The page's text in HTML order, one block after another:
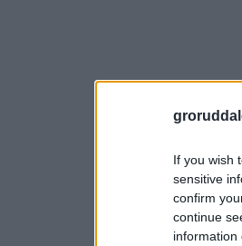
If you wish
sensitive
confirm
continue
information